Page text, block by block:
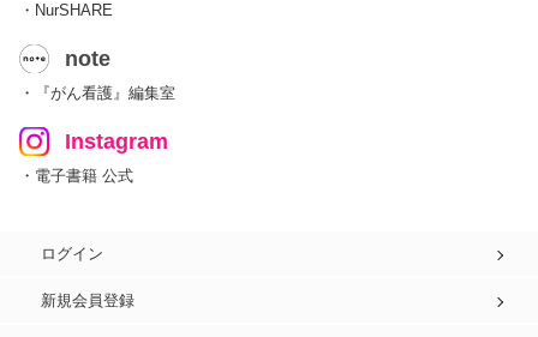
・NurSHARE
note
・『がん看護』編集室
Instagram
・電子書籍 公式
ログイン
新規会員登録